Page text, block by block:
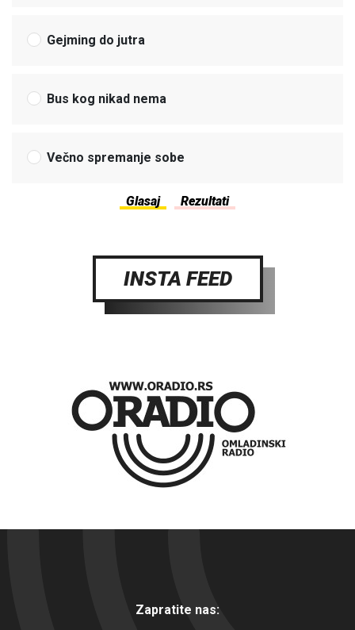
Gejming do jutra
Bus kog nikad nema
Večno spremanje sobe
INSTA FEED
Zapratite nas: